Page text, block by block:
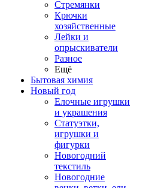
Стремянки
Крючки
хозяйственные
Лейки и
опрыскиватели
Разное
Ещё
Бытовая химия
Новый год
Елочные игрушки
и украшения
Статуэтки,
игрушки и
фигурки
Новогодний
текстиль
Новогодние